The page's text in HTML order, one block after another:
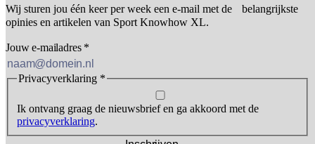
Wij sturen jou één keer per week een e-mail met de belangrijkste
opinies en artikelen van Sport Knowhow XL.
Jouw e-mailadres *
Privacyverklaring *
Ik ontvang graag de nieuwsbrief en ga akkoord met de
privacyverklaring.